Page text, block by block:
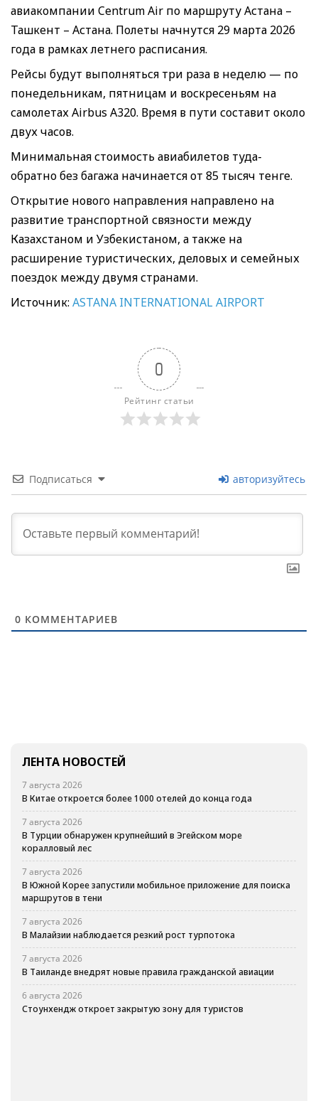
авиакомпании Centrum Air по маршруту Астана –
Ташкент – Астана. Полеты начнутся 29 марта 2026
года в рамках летнего расписания.
Рейсы будут выполняться три раза в неделю — по
понедельникам, пятницам и воскресеньям на
самолетах Airbus A320. Время в пути составит около
двух часов.
Минимальная стоимость авиабилетов туда-
обратно без багажа начинается от 85 тысяч тенге.
Открытие нового направления направлено на
развитие транспортной связности между
Казахстаном и Узбекистаном, а также на
расширение туристических, деловых и семейных
поездок между двумя странами.
Источник: ASTANA INTERNATIONAL AIRPORT
0
Рейтинг статьи
Подписаться авторизуйтесь
0 КОММЕНТАРИЕВ
ЛЕНТА НОВОСТЕЙ
7 августа 2026
В Китае откроется более 1000 отелей до конца года
7 августа 2026
В Турции обнаружен крупнейший в Эгейском море
коралловый лес
7 августа 2026
В Южной Корее запустили мобильное приложение для поиска
маршрутов в тени
7 августа 2026
В Малайзии наблюдается резкий рост турпотока
7 августа 2026
В Таиланде внедрят новые правила гражданской авиации
6 августа 2026
Стоунхендж откроет закрытую зону для туристов